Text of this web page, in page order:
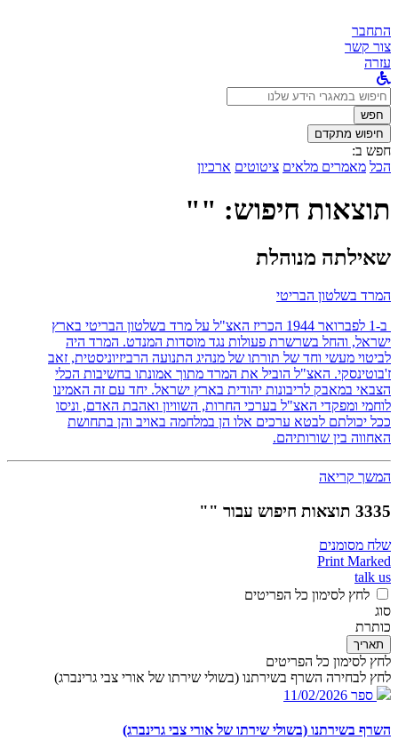
התחבר
צור קשר
עזרה
לחפש
ב:חפש
חיפוש מתקדם
חפש ב:
הכל מאמרים מלאים ציטוטים ארכיון
תוצאות חיפוש: ""
שאילתה מנוהלת
המרד בשלטון הבריטי
ב-1 לפברואר 1944 הכריז האצ"ל על מרד בשלטון הבריטי בארץ
ישראל, והחל בשרשרת פעולות נגד מוסדות המנדט. המרד היה
לביטוי מעשי וחד של תורתו של מנהיג התנועה הרביזיוניסטית, זאב
ז'בוטינסקי. האצ"ל הוביל את המרד מתוך אמונתו בחשיבות הכלי
הצבאי במאבק לריבונות יהודית בארץ ישראל. יחד עם זה האמינו
לוחמי ומפקדי האצ"ל בערכי החרות, השוויון ואהבת האדם, וניסו
ככל יכולתם לבטא ערכים אלו הן במלחמה באויב והן בתחושת
האחווה בין שורותיהם.
המשך קריאה
3335 תוצאות חיפוש עבור ""
שלח מסומנים
Print Marked
talk us
לחץ לסימון כל הפריטים
סוג
כותרת
תאריך
לחץ לסימון כל הפריטים
לחץ לבחירה השרף בשירתנו (בשולי שירתו של אורי צבי גרינברג)
ספר 11/02/2026
השרף בשירתנו (בשולי שירתו של אורי צבי גרינברג)